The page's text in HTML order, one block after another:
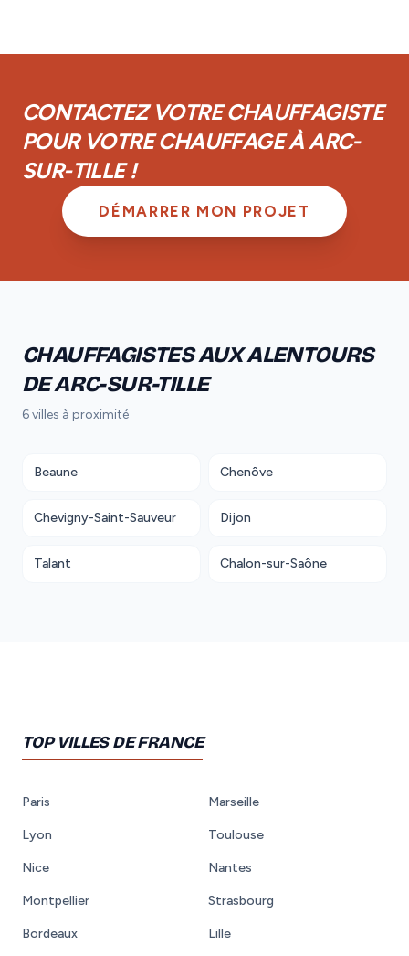
CONTACTEZ VOTRE CHAUFFAGISTE
POUR VOTRE CHAUFFAGE À ARC-
SUR-TILLE !
DÉMARRER MON PROJET
CHAUFFAGISTES AUX ALENTOURS
DE ARC-SUR-TILLE
6 villes à proximité
Beaune Chenôve
Chevigny-Saint-Sauveur Dijon
Talant Chalon-sur-Saône
TOP VILLES DE FRANCE
Paris Marseille
Lyon Toulouse
Nice Nantes
Montpellier Strasbourg
Bordeaux Lille